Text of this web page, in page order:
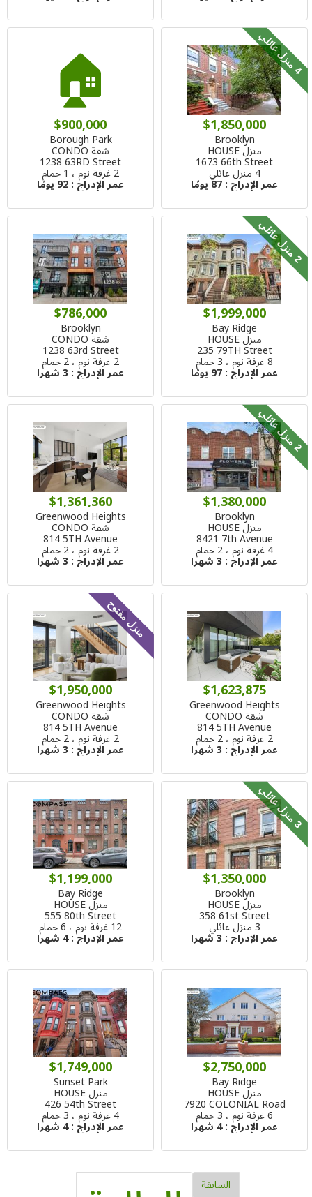
4
م
ن
ز
ل
ع
ا
ئ
ل
ي
$1,850,000
Brooklyn
منزل HOUSE
1673 66th Street
4 منزل عائلي
عمر الإدراج :87 يومًا
🏠
$900,000
Borough Park
شقة CONDO
1238 63RD Street
2 غرفة نوم ، 1 حمام
عمر الإدراج :92 يومًا
2
م
ن
ز
ل
ع
ا
ئ
ل
ي
$1,999,000
Bay Ridge
منزل HOUSE
235 79TH Street
8 غرفة نوم ، 3 حمام
عمر الإدراج :97 يومًا
$786,000
Brooklyn
شقة CONDO
1238 63rd Street
2 غرفة نوم ، 2 حمام
عمر الإدراج : 3 شهرا
2
م
ن
ز
ل
ع
ا
ئ
ل
ي
$1,380,000
Brooklyn
منزل HOUSE
8421 7th Avenue
4 غرفة نوم ، 2 حمام
عمر الإدراج : 3 شهرا
$1,361,360
Greenwood Heights
شقة CONDO
814 5TH Avenue
2 غرفة نوم ، 2 حمام
عمر الإدراج : 3 شهرا
$1,623,875
Greenwood Heights
شقة CONDO
814 5TH Avenue
2 غرفة نوم ، 2 حمام
عمر الإدراج : 3 شهرا
منزل مفتوح
$1,950,000
Greenwood Heights
شقة CONDO
814 5TH Avenue
2 غرفة نوم ، 2 حمام
عمر الإدراج : 3 شهرا
3
م
ن
ز
ل
ع
ا
ئ
ل
ي
$1,350,000
Brooklyn
منزل HOUSE
358 61st Street
3 منزل عائلي
عمر الإدراج : 3 شهرا
$1,199,000
Bay Ridge
منزل HOUSE
555 80th Street
12 غرفة نوم ، 6 حمام
عمر الإدراج :4 شهرا
$2,750,000
Bay Ridge
منزل HOUSE
7920 COLONIAL Road
6 غرفة نوم ، 3 حمام
عمر الإدراج :4 شهرا
$1,749,000
Sunset Park
منزل HOUSE
426 54th Street
4 غرفة نوم ، 3 حمام
عمر الإدراج :4 شهرا
السابقة